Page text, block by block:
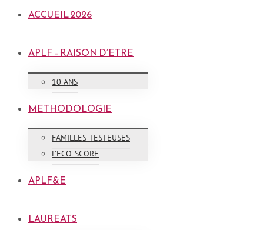
ACCUEIL 2026
APLF – RAISON D’ETRE
10 ANS
METHODOLOGIE
FAMILLES TESTEUSES
L’ECO-SCORE
APLF&E
LAUREATS